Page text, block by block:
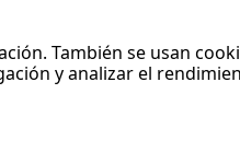
También se usan
y analizar el